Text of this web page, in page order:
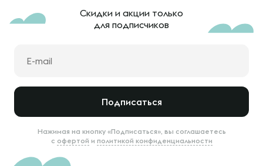
Скидки и акции только
для подписчиков
Подписаться
Нажимая на кнопку «Подписаться», вы соглашаетесь
с офертой и политикой конфиденциальности